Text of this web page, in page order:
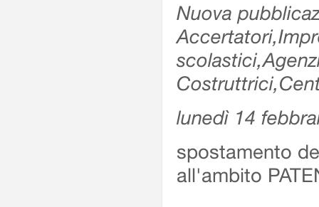
Nuova
lunedì 14
spostamento
all'ambito